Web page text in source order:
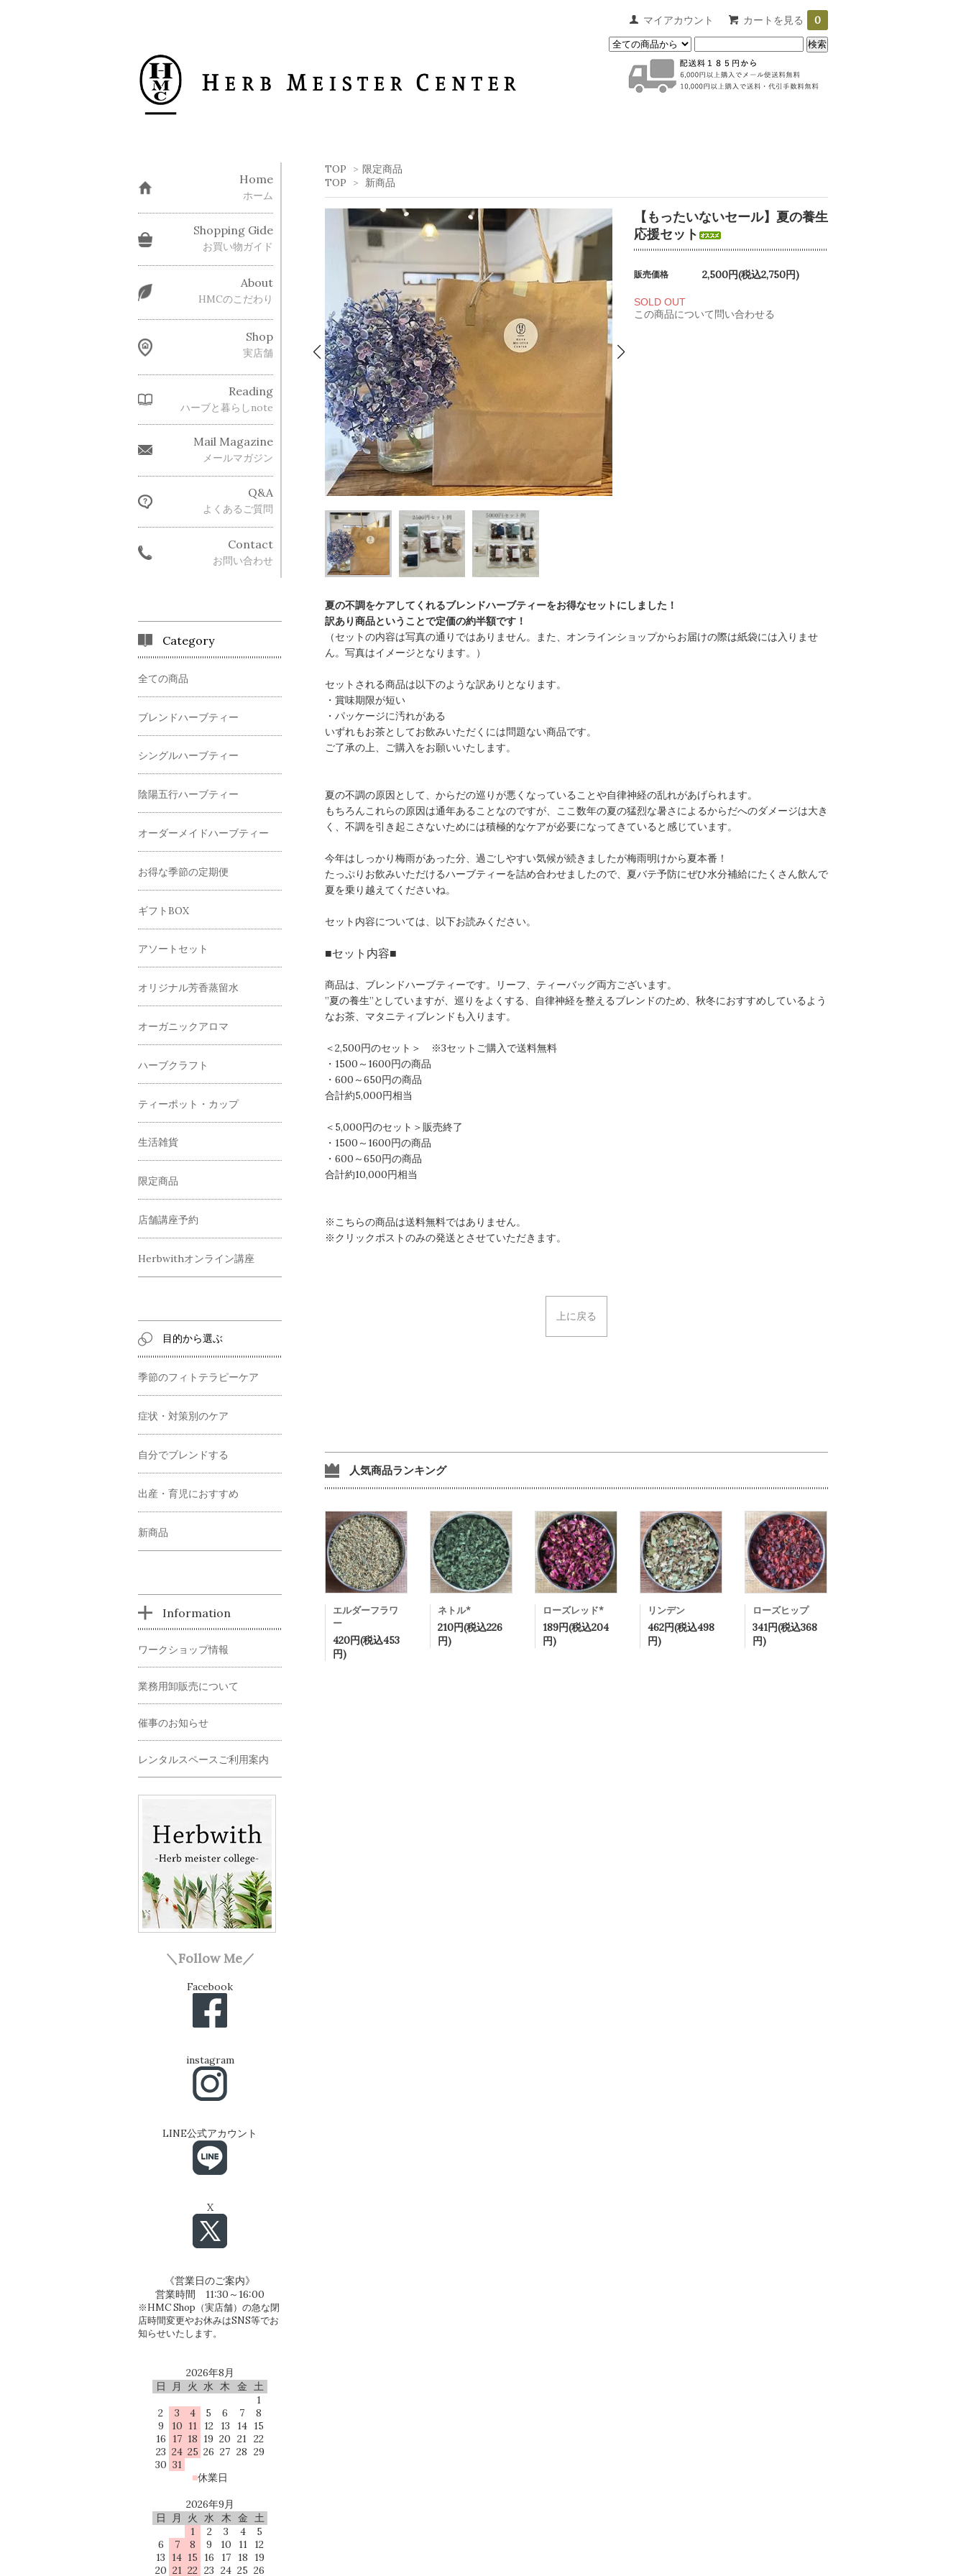
マイアカウント カートを見る 0
TOP > 限定商品
TOP
> 新商品
【もったいないセール】夏の養生
応援セット
販売価格 2,500円(税込2,750円)
SOLD OUT
この商品について問い合わせる
夏の不調をケアしてくれるブレンドハーブティーをお得なセットにしました！
訳あり商品ということで定価の約半額です！
（セットの内容は写真の通りではありません。また、オンラインショップからお届けの際は紙袋には入りませ
ん。写真はイメージとなります。）
セットされる商品は以下のような訳ありとなります。
・賞味期限が短い
・パッケージに汚れがある
いずれもお茶としてお飲みいただくには問題ない商品です。
ご了承の上、ご購入をお願いいたします。
夏の不調の原因として、からだの巡りが悪くなっていることや自律神経の乱れがあげられます。
もちろんこれらの原因は通年あることなのですが、ここ数年の夏の猛烈な暑さによるからだへのダメージは大き
く、不調を引き起こさないためには積極的なケアが必要になってきていると感じています。
今年はしっかり梅雨があった分、過ごしやすい気候が続きましたが梅雨明けから夏本番！
たっぷりお飲みいただけるハーブティーを詰め合わせましたので、夏バテ予防にぜひ水分補給にたくさん飲んで
夏を乗り越えてくださいね。
セット内容については、以下お読みください。
■セット内容■
商品は、ブレンドハーブティーです。リーフ、ティーバッグ両方ございます。
”夏の養生”としていますが、巡りをよくする、自律神経を整えるブレンドのため、秋冬におすすめしているよう
なお茶、マタニティブレンドも入ります。
＜2,500円のセット＞ ※3セットご購入で送料無料
・1500～1600円の商品
・600～650円の商品
合計約5,000円相当
＜5,000円のセット＞販売終了
・1500～1600円の商品
・600～650円の商品
合計約10,000円相当
※こちらの商品は送料無料ではありません。
※クリックポストのみの発送とさせていただきます。
上に戻る
人気商品ランキング
エルダーフラワ
ー
420円(税込453
円)
ネトル*
210円(税込226
円)
ローズレッド*
189円(税込204
円)
リンデン
462円(税込498
円)
ローズヒップ
341円(税込368
円)
Home
ホーム
Shopping Gide
お買い物ガイド
About
HMCのこだわり
Shop
実店舗
Reading
ハーブと暮らしnote
Mail Magazine
メールマガジン
Q&A
よくあるご質問
Contact
お問い合わせ
Category
全ての商品
ブレンドハーブティー
シングルハーブティー
陰陽五行ハーブティー
オーダーメイドハーブティー
お得な季節の定期便
ギフトBOX
アソートセット
オリジナル芳香蒸留水
オーガニックアロマ
ハーブクラフト
ティーポット・カップ
生活雑貨
限定商品
店舗講座予約
Herbwithオンライン講座
目的から選ぶ
季節のフィトテラピーケア
症状・対策別のケア
自分でブレンドする
出産・育児におすすめ
新商品
Information
ワークショップ情報
業務用卸販売について
催事のお知らせ
レンタルスペースご利用案内
＼Follow Me／
Facebook
instagram
LINE公式アカウント
X
《営業日のご案内》
営業時間 11:30～16:00
※HMC Shop（実店舗）の急な閉
店時間変更やお休みはSNS等でお
知らせいたします。
2026年8月
日
月 火 水 木 金
土
1
2
3 4 5 6 7
8
9
10 11 12 13 14 15
16
17 18 19 20 21
22
23 24 25 26 27 28 29
30 31
■休業日
2026年9月
日
月 火 水 木 金
土
1
2 3 4
5
6
7 8 9 10 11
12
13
14 15 16 17 18
19
20 21 22 23 24 25 26